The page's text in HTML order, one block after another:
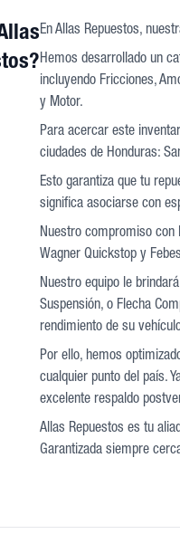
En Allas Repuestos,
Hemos desarrollado un
incluyendo Fricciones,
y Motor.
Para acercar este
ciudades de Honduras:
Esto garantiza que tu
significa asociarse con
Nuestro compromiso con
Wagner Quickstop y
Nuestro equipo le
Suspensión, o Flecha
rendimiento de su
Por ello, hemos
cualquier punto del país.
excelente respaldo
Allas Repuestos es tu
Garantizada siempre